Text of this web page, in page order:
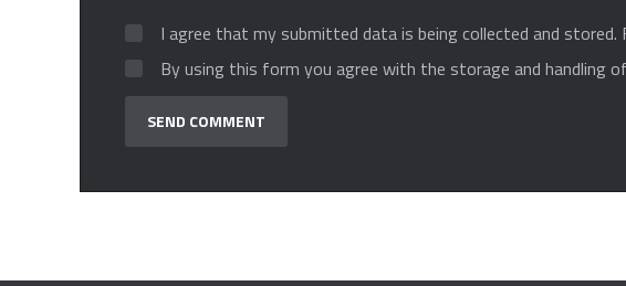
I agree that my submitted data is being collected and
By using this form you agree with the storage and handling